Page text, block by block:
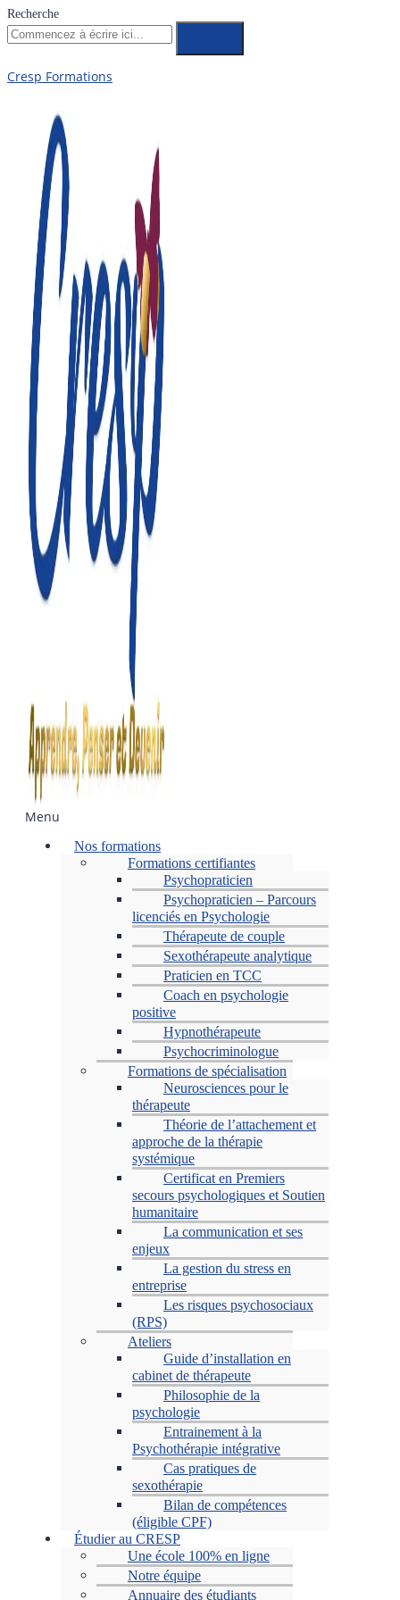
Recherche
Cresp Formations
Menu
Nos formations
Formations certifiantes
Psychopraticien
Psychopraticien – Parcours
licenciés en Psychologie
Thérapeute de couple
Sexothérapeute analytique
Praticien en TCC
Coach en psychologie
positive
Hypnothérapeute
Psychocriminologue
Formations de spécialisation
Neurosciences pour le
thérapeute
Théorie de l’attachement et
approche de la thérapie
systémique
Certificat en Premiers
secours psychologiques et Soutien
humanitaire
La communication et ses
enjeux
La gestion du stress en
entreprise
Les risques psychosociaux
(RPS)
Ateliers
Guide d’installation en
cabinet de thérapeute
Philosophie de la
psychologie
Entrainement à la
Psychothérapie intégrative
Cas pratiques de
sexothérapie
Bilan de compétences
(éligible CPF)
Étudier au CRESP
Une école 100% en ligne
Notre équipe
Annuaire des étudiants